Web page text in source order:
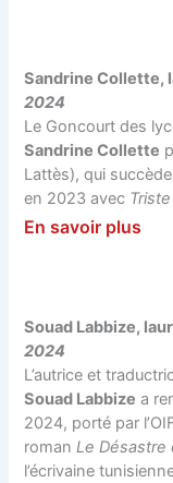
Sandrine Collette,
2024
Le Goncourt des
Sandrine Collette
Lattès), qui
en 2023 avec
En savoir plus
Souad Labbize,
2024
L’autrice et
Souad Labbize a
2024, porté par
roman Le Désastre
l’écrivaine